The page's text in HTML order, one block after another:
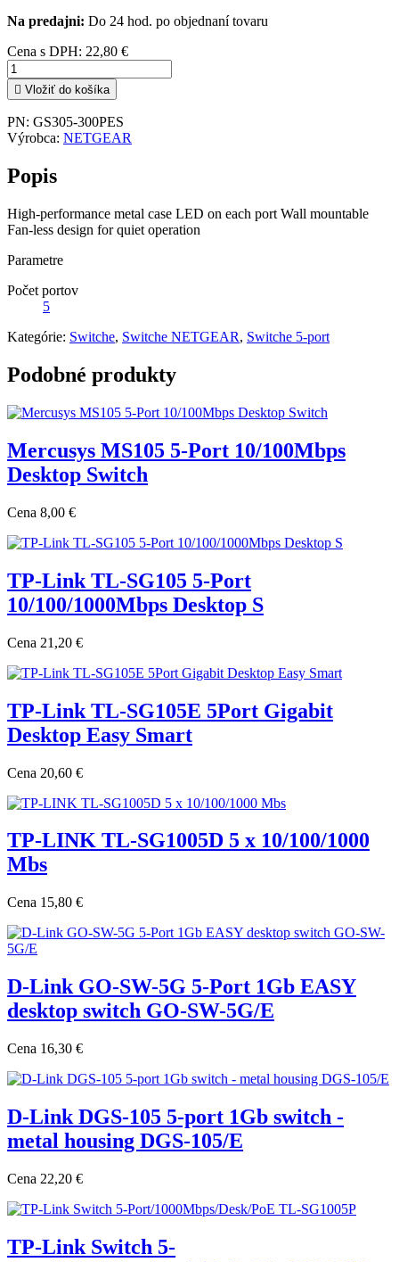
Na predajni: Do 24 hod. po objednaní tovaru
Cena s DPH: 22,80 €
 Vložiť do košíka
PN: GS305-300PES
Výrobca: NETGEAR
Popis
High-performance metal case LED on each port Wall mountable
Fan-less design for quiet operation
Parametre
Počet portov
5
Kategórie: Switche, Switche NETGEAR, Switche 5-port
Podobné produkty
Mercusys MS105 5-Port 10/100Mbps
Desktop Switch
Cena 8,00 €
TP-Link TL-SG105 5-Port
10/100/1000Mbps Desktop S
Cena 21,20 €
TP-Link TL-SG105E 5Port Gigabit
Desktop Easy Smart
Cena 20,60 €
TP-LINK TL-SG1005D 5 x 10/100/1000
Mbs
Cena 15,80 €
D-Link GO-SW-5G 5-Port 1Gb EASY
desktop switch GO-SW-5G/E
Cena 16,30 €
D-Link DGS-105 5-port 1Gb switch -
metal housing DGS-105/E
Cena 22,20 €
TP-Link Switch 5-